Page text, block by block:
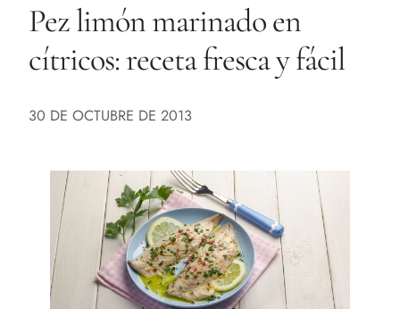
Pez limón marinado en
cítricos: receta fresca y fácil
30 DE OCTUBRE DE 2013